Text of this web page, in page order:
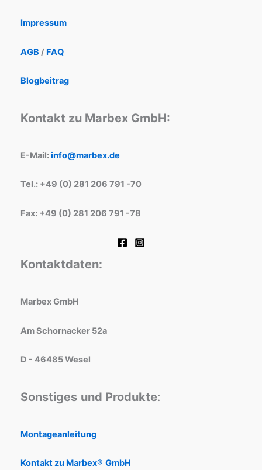
Impressum
AGB / FAQ
Blogbeitrag
Kontakt zu Marbex GmbH:
E-Mail:info@marbex.de
Tel.: +49 (0) 281 206 791 -70
Fax: +49 (0) 281 206 791 -78
Kontaktdaten:
Marbex GmbH
Am Schornacker 52a
D - 46485 Wesel
Sonstiges und Produkte:
Montageanleitung
Kontakt zu Marbex® GmbH